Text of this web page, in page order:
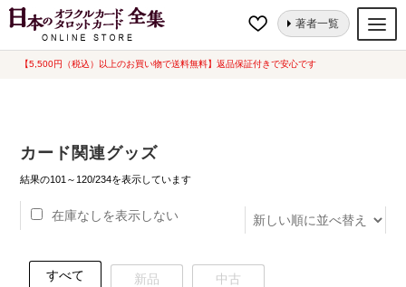
【5,500円（税込）以上のお買い物で送料無料】返品保証付きで安心です
ナ
コ
著者一覧
オラクルカード
ルノルマンカード
トランプ
セット
ホーム カード関連グッズ ページ 6
カード関連グッズ
結果の101～120/234を表示しています新
在庫なしを表示しない
すべて 新品 中古